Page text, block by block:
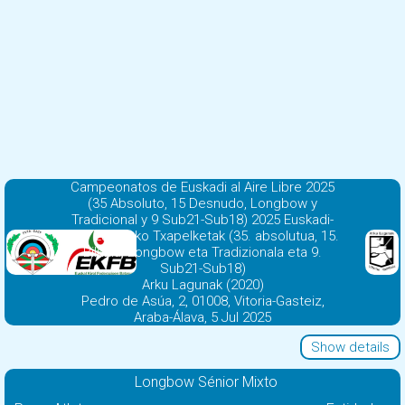
Campeonatos de Euskadi al Aire Libre 2025
(35 Absoluto, 15 Desnudo, Longbow y
Tradicional y 9 Sub21-Sub18) 2025 Euskadi-
Aire Zabaleko Txapelketak (35. absolutua, 15.
Biluzia, Longbow eta Tradizionala eta 9.
Sub21-Sub18)
Arku Lagunak (2020)
Pedro de Asúa, 2, 01008, Vitoria-Gasteiz,
Araba-Álava, 5 Jul 2025
Show details
Longbow Sénior Mixto